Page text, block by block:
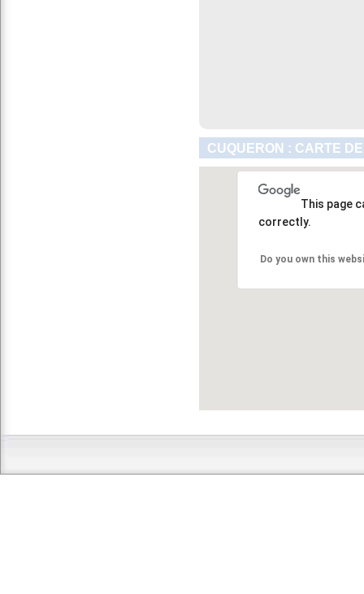
CUQUERON : CARTE
This page
correctly.
Do you own this